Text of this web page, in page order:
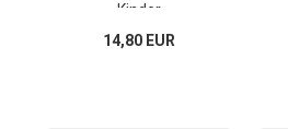
Kinder
14,80 EUR